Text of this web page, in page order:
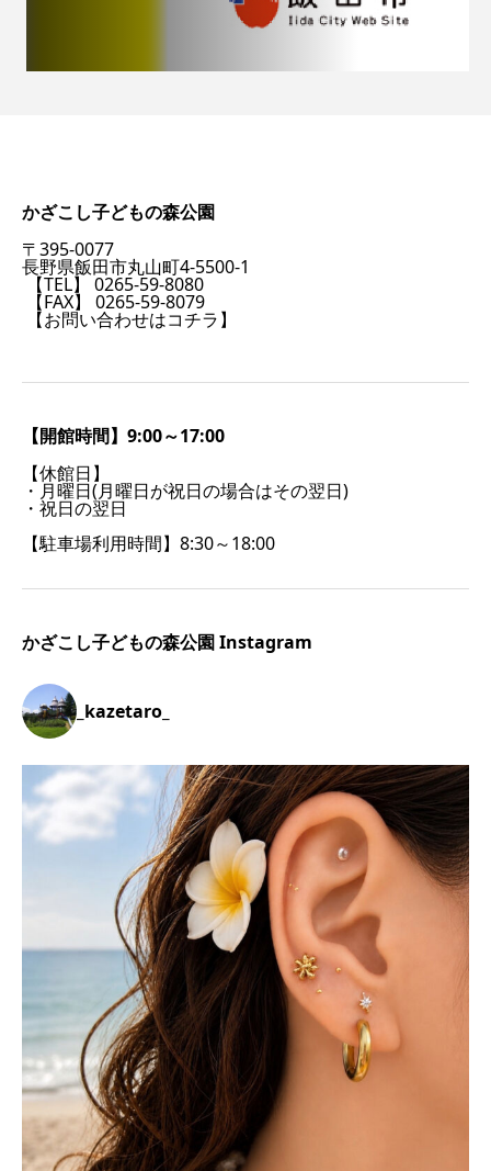
かざこし子どもの森公園
〒395-0077
長野県飯田市丸山町4-5500-1
【TEL】 0265-59-8080
【FAX】 0265-59-8079
【お問い合わせはコチラ】
【開館時間】9:00～17:00
【休館日】
・月曜日(月曜日が祝日の場合はその翌日)
・祝日の翌日
【駐車場利用時間】8:30～18:00
かざこし子どもの森公園 Instagram
_kazetaro_